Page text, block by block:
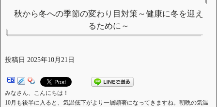
秋から冬への季節の変わり目対策～健康に冬を迎え
るために～
投稿日 2025年10月21日
みなさん、こんにちは！
10月も後半に入ると、気温低下がより一層顕著になってきますね。朝晩の気温